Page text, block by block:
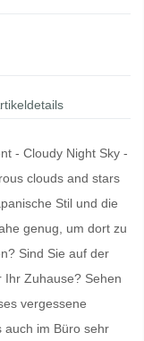
- Cloudy Night Sky -
clouds and stars
Stil und die
genug, um dort zu
Sind Sie auf der
Ihr Zuhause? Sehen
vergessene
auch im Büro sehr